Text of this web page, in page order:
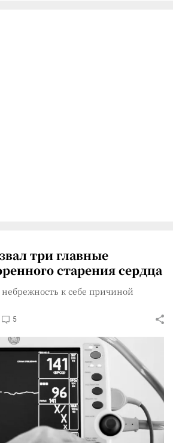
три главные
старения сердца
к себе причиной
5